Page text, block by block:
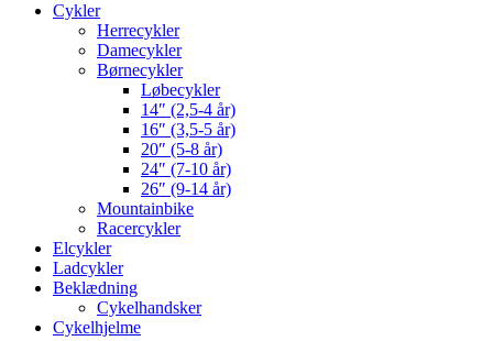
Cykler
Herrecykler
Damecykler
Børnecykler
Løbecykler
14″ (2,5-4 år)
16″ (3,5-5 år)
20″ (5-8 år)
24″ (7-10 år)
26″ (9-14 år)
Mountainbike
Racercykler
Elcykler
Ladcykler
Beklædning
Cykelhandsker
Cykelhjelme